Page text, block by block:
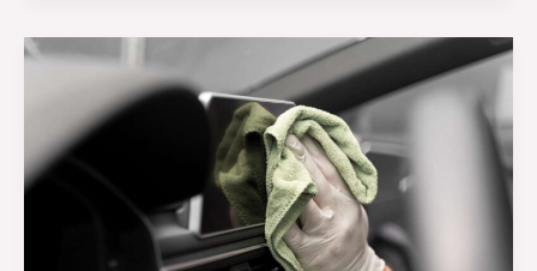
Fahrzeugwerbung:
besten
Platzierungen